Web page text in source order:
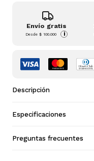
Envío gratis
Desde$ 100.000 i
Descripción
Especificaciones
Preguntas frecuentes